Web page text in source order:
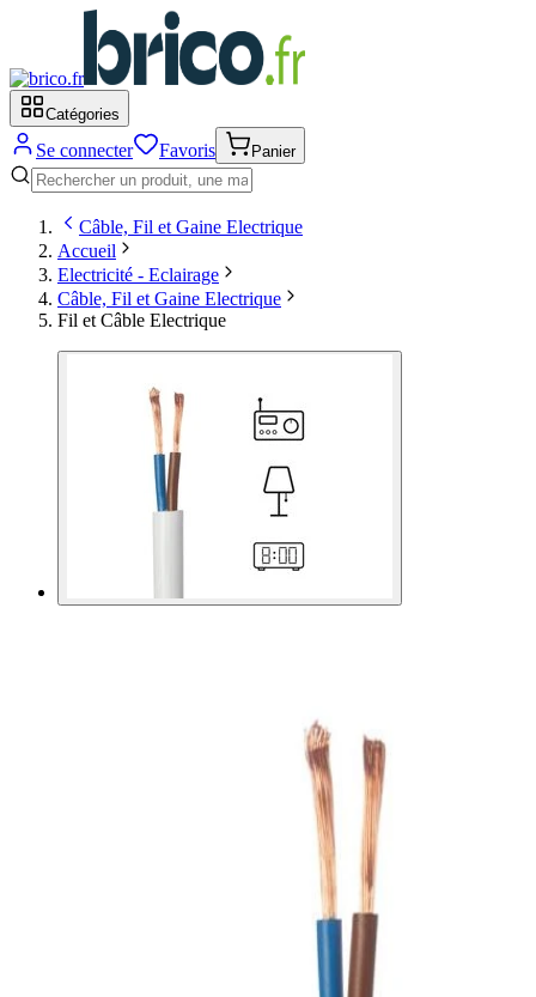
Catégories
Se connecter Favoris Panier
Câble, Fil et Gaine Electrique
Accueil
Electricité - Eclairage
Câble, Fil et Gaine Electrique
Fil et Câble Electrique